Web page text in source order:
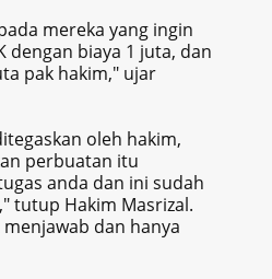
mereka yang ingin
dengan biaya 1 juta, dan
pak hakim," ujar
oleh hakim,
perbuatan itu
anda dan ini sudah
tutup Hakim Masrizal.
dan hanya